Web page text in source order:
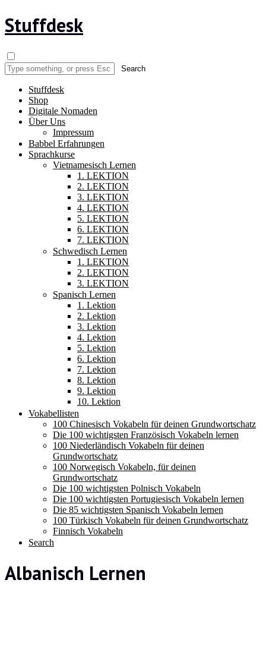
Stuffdesk
Stuffdesk
Shop
Digitale Nomaden
Über Uns
Impressum
Babbel Erfahrungen
Sprachkurse
Vietnamesisch Lernen
1. LEKTION
2. LEKTION
3. LEKTION
4. LEKTION
5. LEKTION
6. LEKTION
7. LEKTION
Schwedisch Lernen
1. LEKTION
2. LEKTION
3. LEKTION
Spanisch Lernen
1. Lektion
2. Lektion
3. Lektion
4. Lektion
5. Lektion
6. Lektion
7. Lektion
8. Lektion
9. Lektion
10. Lektion
Vokabellisten
100 Chinesisch Vokabeln für deinen Grundwortschatz
Die 100 wichtigsten Französisch Vokabeln lernen
100 Niederländisch Vokabeln für deinen
Grundwortschatz
100 Norwegisch Vokabeln, für deinen
Grundwortschatz
Die 100 wichtigsten Polnisch Vokabeln
Die 100 wichtigsten Portugiesisch Vokabeln lernen
Die 85 wichtigsten Spanisch Vokabeln lernen
100 Türkisch Vokabeln für deinen Grundwortschatz
Finnisch Vokabeln
Search
Albanisch Lernen